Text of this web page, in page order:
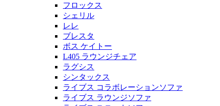
フロックス
シェリル
レレ
ブレスタ
ボス ケイトー
L405 ラウンジチェア
ラグシス
シンタックス
ライブス コラボレーションソファ
ライブス ラウンジソファ